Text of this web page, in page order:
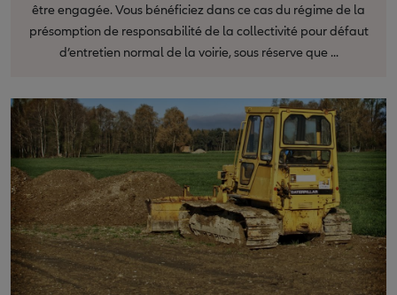
être engagée. Vous bénéficiez dans ce cas du régime de la
présomption de responsabilité de la collectivité pour défaut
d’entretien normal de la voirie, sous réserve que ...